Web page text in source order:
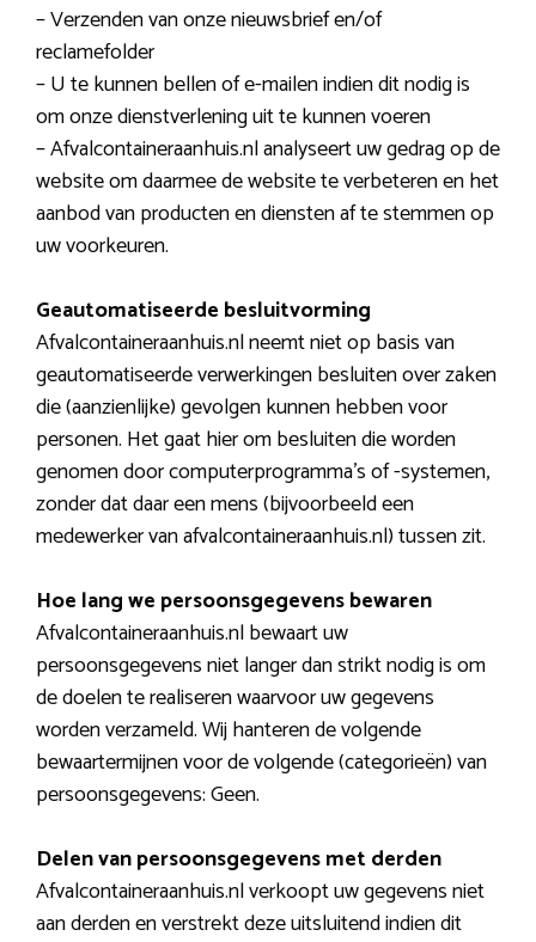
– Verzenden van onze nieuwsbrief en/of
reclamefolder
– U te kunnen bellen of e-mailen indien dit nodig is
om onze dienstverlening uit te kunnen voeren
– Afvalcontaineraanhuis.nl analyseert uw gedrag op de
website om daarmee de website te verbeteren en het
aanbod van producten en diensten af te stemmen op
uw voorkeuren.
Geautomatiseerde besluitvorming
Afvalcontaineraanhuis.nl neemt niet op basis van
geautomatiseerde verwerkingen besluiten over zaken
die (aanzienlijke) gevolgen kunnen hebben voor
personen. Het gaat hier om besluiten die worden
genomen door computerprogramma’s of -systemen,
zonder dat daar een mens (bijvoorbeeld een
medewerker van afvalcontaineraanhuis.nl) tussen zit.
Hoe lang we persoonsgegevens bewaren
Afvalcontaineraanhuis.nl bewaart uw
persoonsgegevens niet langer dan strikt nodig is om
de doelen te realiseren waarvoor uw gegevens
worden verzameld. Wij hanteren de volgende
bewaartermijnen voor de volgende (categorieën) van
persoonsgegevens: Geen.
Delen van persoonsgegevens met derden
Afvalcontaineraanhuis.nl verkoopt uw gegevens niet
aan derden en verstrekt deze uitsluitend indien dit